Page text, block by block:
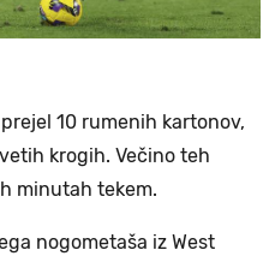
10 rumenih kartonov,
krogih. Večino teh
minutah tekem.
nogometaša iz West